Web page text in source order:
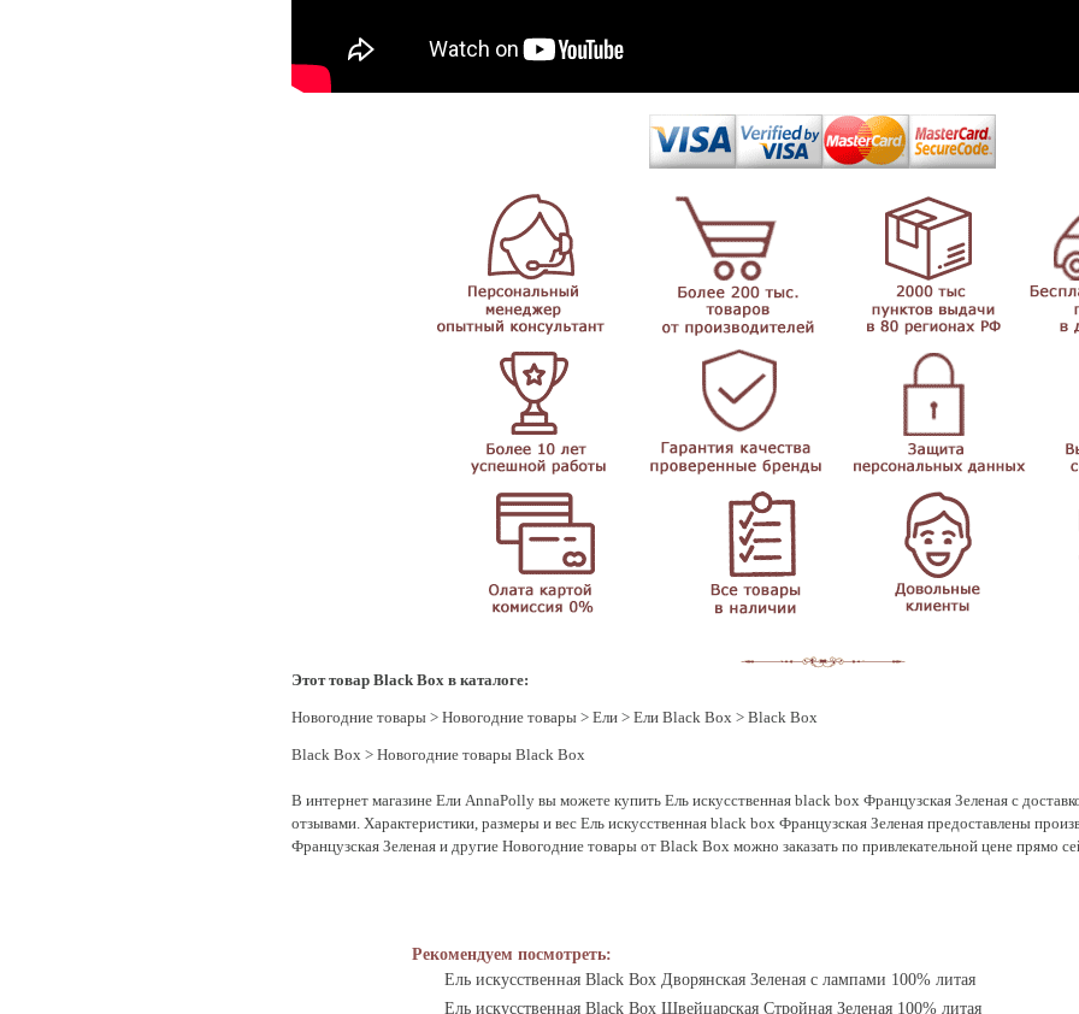
Этот товар Black Box в каталоге:
Новогодние товары > Новогодние товары > Ели > Ели Black Box > Black Box
Black Box > Новогодние товары Black Box
В интернет магазине Ели AnnaPolly вы можете купить Ель искусственная black box Французская Зеленая с
отзывами. Характеристики, размеры и вес Ель искусственная black box Французская Зеленая предоставлены
Французская Зеленая и другие Новогодние товары от Black Box можно заказать по привлекательной цене прямо
Рекомендуем посмотреть:
Ель искусственная Black Box Дворянская Зеленая с лампами 100% литая
Ель искусственная Black Box Швейцарская Стройная Зеленая 100% литая